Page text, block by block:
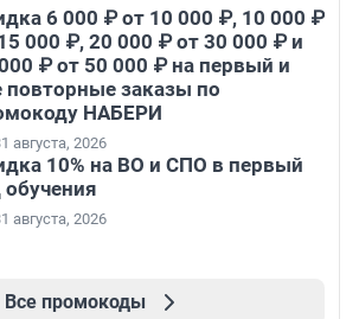
6 000 ₽ от 10 000 ₽, 10 000 ₽
000 ₽, 20 000 ₽ от 30 000 ₽ и
₽ от 50 000 ₽ на первый и
повторные заказы по
НАБЕРИ
августа, 2026
10% на ВО и СПО в первый
обучения
августа, 2026
Все промокоды